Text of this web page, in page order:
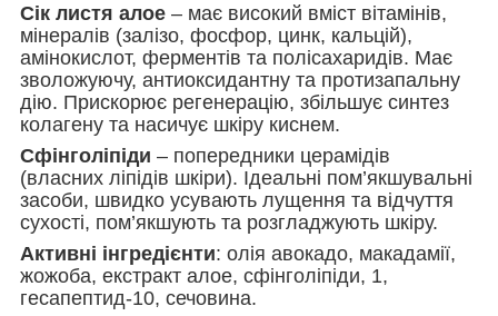
Сік листя алое – має високий вміст вітамінів,
мінералів (залізо, фосфор, цинк, кальцій),
амінокислот, ферментів та полісахаридів. Має
зволожуючу, антиоксидантну та протизапальну
дію. Прискорює регенерацію, збільшує синтез
колагену та насичує шкіру киснем.
Сфінголіпіди – попередники церамідів
(власних ліпідів шкіри). Ідеальні пом’якшувальні
засоби, швидко усувають лущення та відчуття
сухості, пом’якшують та розгладжують шкіру.
Активні інгредієнти: олія авокадо, макадамії,
жожоба, екстракт алое, сфінголіпіди, 1,
гесапептид-10, сечовина.